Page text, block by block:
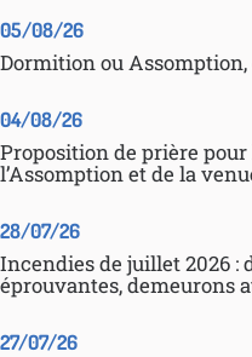
05/08/26
Dormition ou
04/08/26
Proposition de prière pour
l’Assomption et de la
28/07/26
Incendies de juillet 2026 :
éprouvantes, demeurons
27/07/26